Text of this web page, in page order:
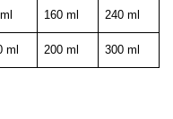
160 ml 240 ml
ml 200 ml 300 ml